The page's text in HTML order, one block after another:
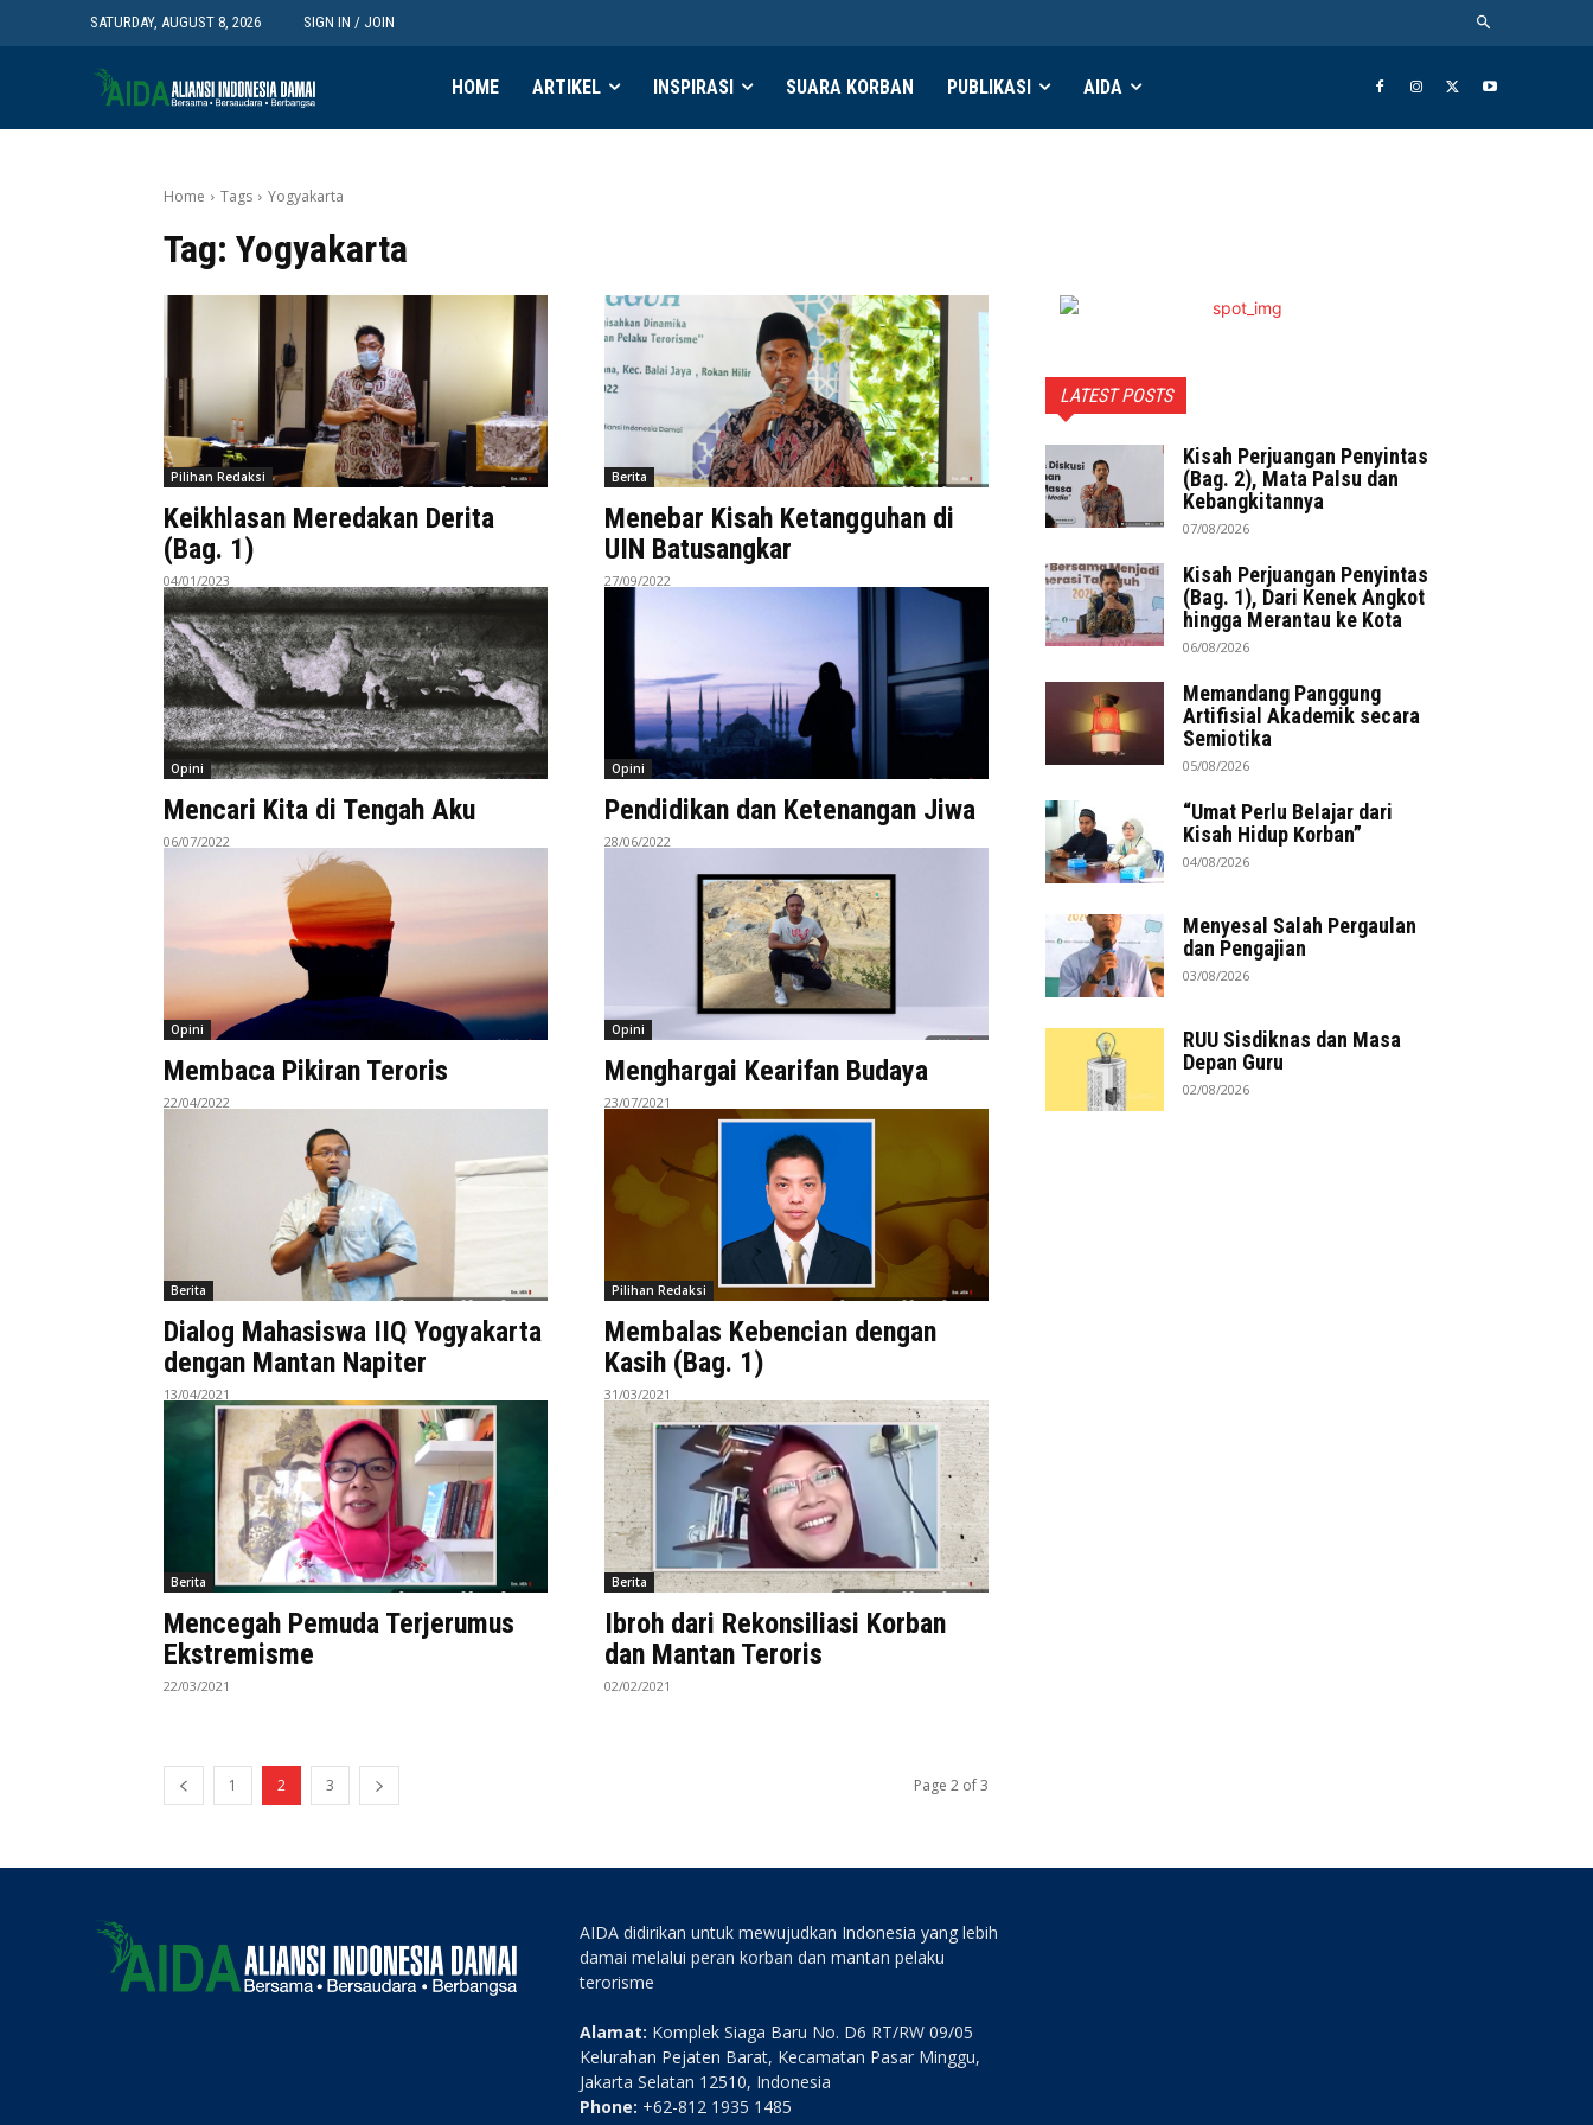
SATURDAY, AUGUST 8, 2026 SIGN IN / JOIN
HOME ARTIKEL INSPIRASI SUARA KORBAN PUBLIKASI AIDA
Home Tags Yogyakarta
Tag: Yogyakarta
Pilihan Redaksi
Keikhlasan Meredakan Derita
(Bag. 1)
04/01/2023
Berita
Menebar Kisah Ketangguhan di
UIN Batusangkar
27/09/2022
Opini
Mencari Kita di Tengah Aku
06/07/2022
Opini
Pendidikan dan Ketenangan Jiwa
28/06/2022
Opini
Membaca Pikiran Teroris
22/04/2022
Opini
Menghargai Kearifan Budaya
23/07/2021
Berita
Dialog Mahasiswa IIQ Yogyakarta
dengan Mantan Napiter
13/04/2021
Pilihan Redaksi
Membalas Kebencian dengan
Kasih (Bag. 1)
31/03/2021
Berita
Mencegah Pemuda Terjerumus
Ekstremisme
22/03/2021
Berita
Ibroh dari Rekonsiliasi Korban
dan Mantan Teroris
02/02/2021
1 2 3 Page 2 of 3
LATEST POSTS
Kisah Perjuangan Penyintas
(Bag. 2), Mata Palsu dan
Kebangkitannya
07/08/2026
Kisah Perjuangan Penyintas
(Bag. 1), Dari Kenek Angkot
hingga Merantau ke Kota
06/08/2026
Memandang Panggung
Artifisial Akademik secara
Semiotika
05/08/2026
“Umat Perlu Belajar dari
Kisah Hidup Korban”
04/08/2026
Menyesal Salah Pergaulan
dan Pengajian
03/08/2026
RUU Sisdiknas dan Masa
Depan Guru
02/08/2026
AIDA didirikan untuk mewujudkan Indonesia yang lebih
damai melalui peran korban dan mantan pelaku
terorisme
Alamat: Komplek Siaga Baru No. D6 RT/RW 09/05
Kelurahan Pejaten Barat, Kecamatan Pasar Minggu,
Jakarta Selatan 12510, Indonesia
Phone: +62-812 1935 1485